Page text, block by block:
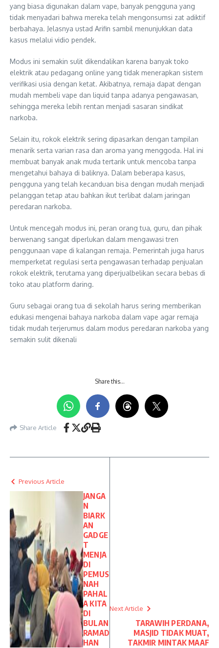
yang biasa digunakan dalam vape, banyak pengguna yang
tidak menyadari bahwa mereka telah mengonsumsi zat adiktif
berbahaya. Jelasnya ustad Arifin sambil menunjukkan data
kasus melalui vidio pendek.
Modus ini semakin sulit dikendalikan karena banyak toko
elektrik atau pedagang online yang tidak menerapkan sistem
verifikasi usia dengan ketat. Akibatnya, remaja dapat dengan
mudah membeli vape dan liquid tanpa adanya pengawasan,
sehingga mereka lebih rentan menjadi sasaran sindikat
narkoba.
Selain itu, rokok elektrik sering dipasarkan dengan tampilan
menarik serta varian rasa dan aroma yang menggoda. Hal ini
membuat banyak anak muda tertarik untuk mencoba tanpa
mengetahui bahaya di baliknya. Dalam beberapa kasus,
pengguna yang telah kecanduan bisa dengan mudah menjadi
pelanggan tetap atau bahkan ikut terlibat dalam jaringan
peredaran narkoba.
Untuk mencegah modus ini, peran orang tua, guru, dan pihak
berwenang sangat diperlukan dalam mengawasi tren
penggunaan vape di kalangan remaja. Pemerintah juga harus
memperketat regulasi serta pengawasan terhadap penjualan
rokok elektrik, terutama yang diperjualbelikan secara bebas di
toko atau platform daring.
Guru sebagai orang tua di sekolah harus sering memberikan
edukasi mengenai bahaya narkoba dalam vape agar remaja
tidak mudah terjerumus dalam modus peredaran narkoba yang
semakin sulit dikenali
Share this…
Share Article
Previous Article
JANGA
N
BIARK
AN
GADGE
T
MENJA
DI
PEMUS
NAH
PAHAL
A KITA
DI
BULAN
RAMAD
HAN
Next Article
TARAWIH PERDANA,
MASJID TIDAK MUAT,
TAKMIR MINTAK MAAF